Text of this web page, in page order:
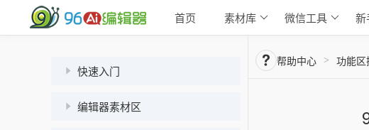
首页 素材库 微信工具 新
快速入门
编辑器素材区
帮助中心 > 功能